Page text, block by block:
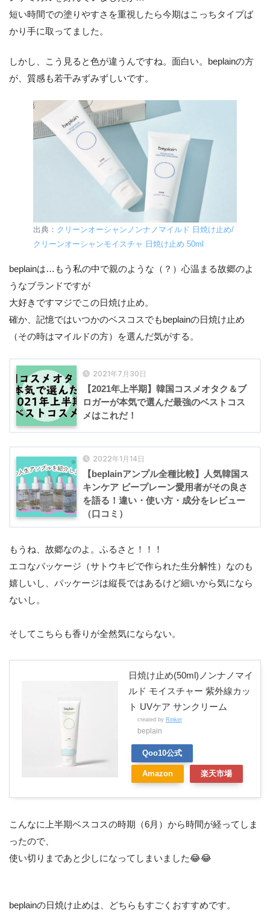
短い時間での塗りやすさを重視したら今期はこっちタイプば
かり手に取ってました。
しかし、こう見ると色が違うんですね。面白い。beplainの方
が、質感も若干みずみずしいです。
出典： クリーンオーシャンノンナノマイルド 日焼け止め/
クリーンオーシャンモイスチャ 日焼け止め 50ml
beplainは…もう私の中で親のような（？）心温まる故郷のよ
うなブランドですが
大好きですマジでこの日焼け止め。
確か、記憶ではいつかのベスコスでもbeplainの日焼け止め
（その時はマイルドの方）を選んだ気がする。
2021年7月30日
【2021年上半期】韓国コスメオタク＆ブ
ロガーが本気で選んだ最強のベストコス
メはこれだ！
2022年1月14日
【beplainアンプル全種比較】人気韓国ス
キンケア ビープレーン愛用者がその良さ
を語る！違い・使い方・成分をレビュー
（口コミ）
もうね、故郷なのよ。ふるさと！！！
エコなパッケージ（サトウキビで作られた生分解性）なのも
嬉しいし、パッケージは縦長ではあるけど細いから気になら
ないし。
そしてこちらも香りが全然気にならない。
日焼け止め(50ml)ノンナノマイ
ルド モイスチャー 紫外線カッ
ト UVケア サンクリーム
created by Rinker
beplain
Qoo10公式
Amazon 楽天市場
こんなに上半期ベスコスの時期（6月）から時間が経ってしま
ったので、
使い切りまであと少しになってしまいました😂😂
beplainの日焼け止めは、どちらもすごくおすすめです。